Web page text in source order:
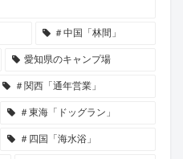
＃中国「林間」
愛知県のキャンプ場
＃関西「通年営業」
＃東海「ドッグラン」
＃四国「海水浴」